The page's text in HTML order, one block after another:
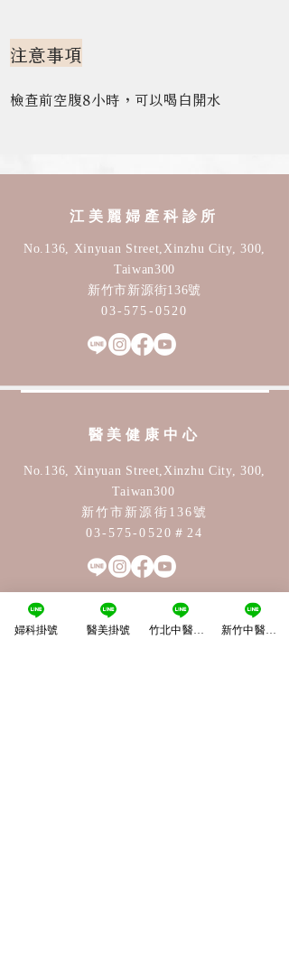
注意事項
檢查前空腹8小時，可以喝白開水
江美麗婦產科診所
No.136, Xinyuan Street,Xinzhu City, 300,
Taiwan300
新竹市新源街136號
03-575-0520
醫美​健康中心
No.136, Xinyuan Street,Xinzhu City, 300,
Taiwan300
新竹市新源街136號
03-575-0520 ＃24
婦科掛號 醫美掛號 竹北中醫掛號 新竹中醫掛號